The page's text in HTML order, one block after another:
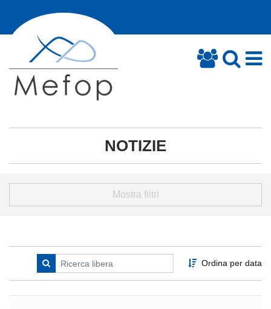
NOTIZIE
Mostra filtri
Ordina per data